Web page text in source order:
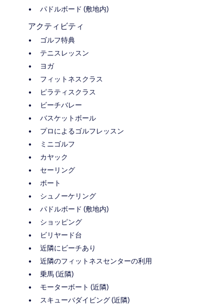
パドルボード (敷地内)
アクティビティ
ゴルフ特典
テニスレッスン
ヨガ
フィットネスクラス
ピラティスクラス
ビーチバレー
バスケットボール
プロによるゴルフレッスン
ミニゴルフ
カヤック
セーリング
ボート
シュノーケリング
パドルボード (敷地内)
ショッピング
ビリヤード台
近隣にビーチあり
近隣のフィットネスセンターの利用
乗馬 (近隣)
モーターボート (近隣)
スキューバダイビング (近隣)